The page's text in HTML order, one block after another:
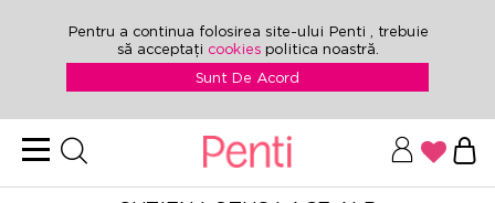
Pentru a continua folosirea site-ului Penti , trebuie
să acceptați cookies politica noastră.
Sunt De Acord